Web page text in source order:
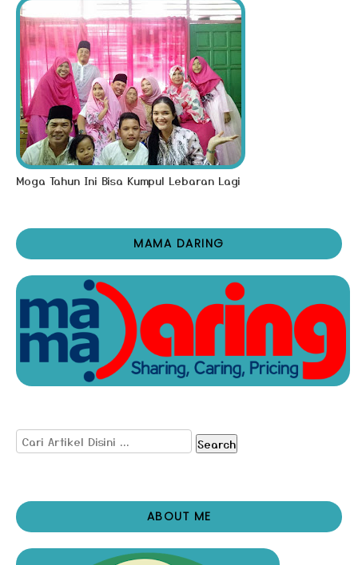
Moga Tahun Ini Bisa Kumpul Lebaran Lagi
MAMA DARING
Search
ABOUT ME